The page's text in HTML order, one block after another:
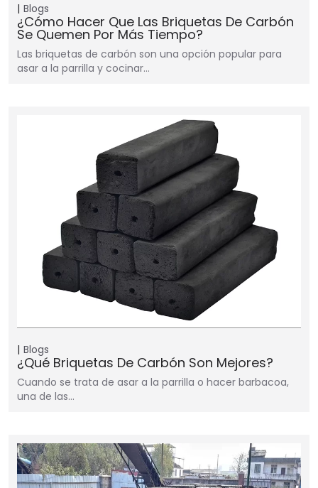
Blogs
¿Cómo Hacer Que Las Briquetas De Carbón
Se Quemen Por Más Tiempo?
Las briquetas de carbón son una opción popular para
asar a la parrilla y cocinar…
Blogs
¿Qué Briquetas De Carbón Son Mejores?
Cuando se trata de asar a la parrilla o hacer barbacoa,
una de las…